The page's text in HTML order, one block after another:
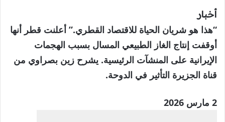
أخبار
“هذا هو شريان الحياة للاقتصاد القطري.” أعلنت قطر أنها
أوقفت إنتاج الغاز الطبيعي المسال بسبب الهجمات
الإيرانية على المنشآت الرئيسية. يشرح زين بصراوي من
قناة الجزيرة التأثير في الدوحة.
تم
2 مارس 2026